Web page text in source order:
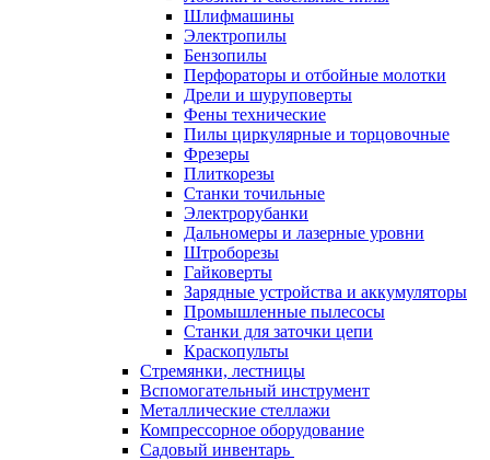
Шлифмашины
Электропилы
Бензопилы
Перфораторы и отбойные молотки
Дрели и шуруповерты
Фены технические
Пилы циркулярные и торцовочные
Фрезеры
Плиткорезы
Станки точильные
Электрорубанки
Дальномеры и лазерные уровни
Штроборезы
Гайковерты
Зарядные устройства и аккумуляторы
Промышленные пылесосы
Станки для заточки цепи
Краскопульты
Стремянки, лестницы
Вспомогательный инструмент
Металлические стеллажи
Компрессорное оборудование
Садовый инвентарь